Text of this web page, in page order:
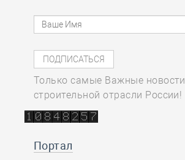
Только самые Важные новости
строительной отрасли России!
Портал